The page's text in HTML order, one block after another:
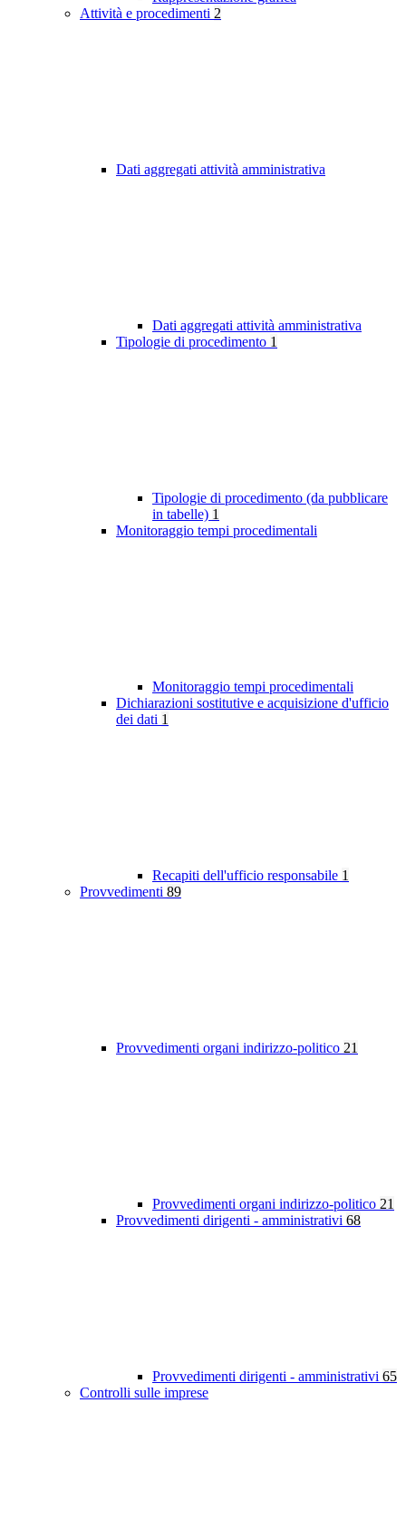
Attività e procedimenti 2
Dati aggregati attività amministrativa
Dati aggregati attività amministrativa
Tipologie di procedimento 1
Tipologie di procedimento (da pubblicare
in tabelle) 1
Monitoraggio tempi procedimentali
Monitoraggio tempi procedimentali
Dichiarazioni sostitutive e acquisizione d'ufficio
dei dati 1
Recapiti dell'ufficio responsabile 1
Provvedimenti 89
Provvedimenti organi indirizzo-politico 21
Provvedimenti organi indirizzo-politico 21
Provvedimenti dirigenti - amministrativi 68
Provvedimenti dirigenti - amministrativi 65
Controlli sulle imprese